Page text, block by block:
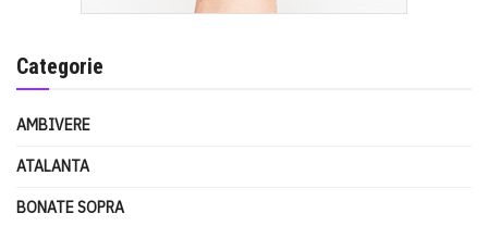
Categorie
AMBIVERE
ATALANTA
BONATE SOPRA